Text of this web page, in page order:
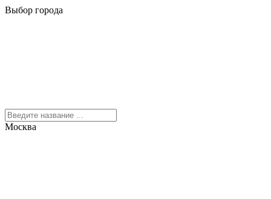
Выбор города
Москва